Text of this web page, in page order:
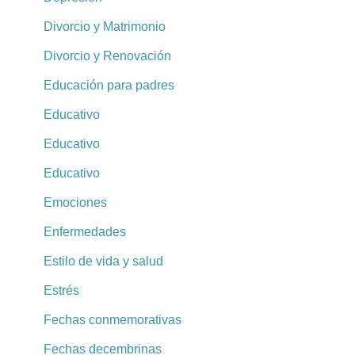
Divorcio y Matrimonio
Divorcio y Renovación
Educación para padres
Educativo
Educativo
Educativo
Emociones
Enfermedades
Estilo de vida y salud
Estrés
Fechas conmemorativas
Fechas decembrinas